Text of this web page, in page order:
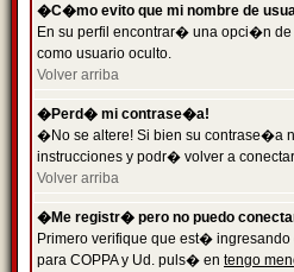
�C�mo evito que mi nombre de
En su perfil encontrar� una opci�n de
como usuario oculto.
Volver arriba
�Perd� mi contrase�a!
�No se altere! Si bien su contrase�a
instrucciones y podr� volver a
Volver arriba
�Me registr� pero no puedo
Primero verifique que est�
para COPPA y Ud. puls� en tengo